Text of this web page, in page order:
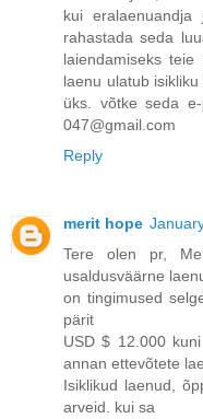
kui
rahastada seda
laiendamiseks
laenu ulatub
üks. võtke seda
047@gmail.com
Reply
merit hope
Tere olen pr,
usaldusväärne
on tingimused
pärit
USD $ 12.000
annan ettevõtete
Isiklikud laenud,
arveid. kui sa